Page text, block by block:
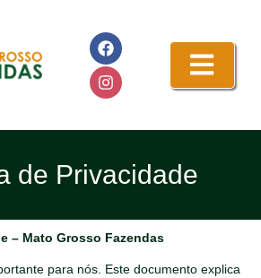
de Privacidade
– Mato Grosso Fazendas
para nós. Este documento explica